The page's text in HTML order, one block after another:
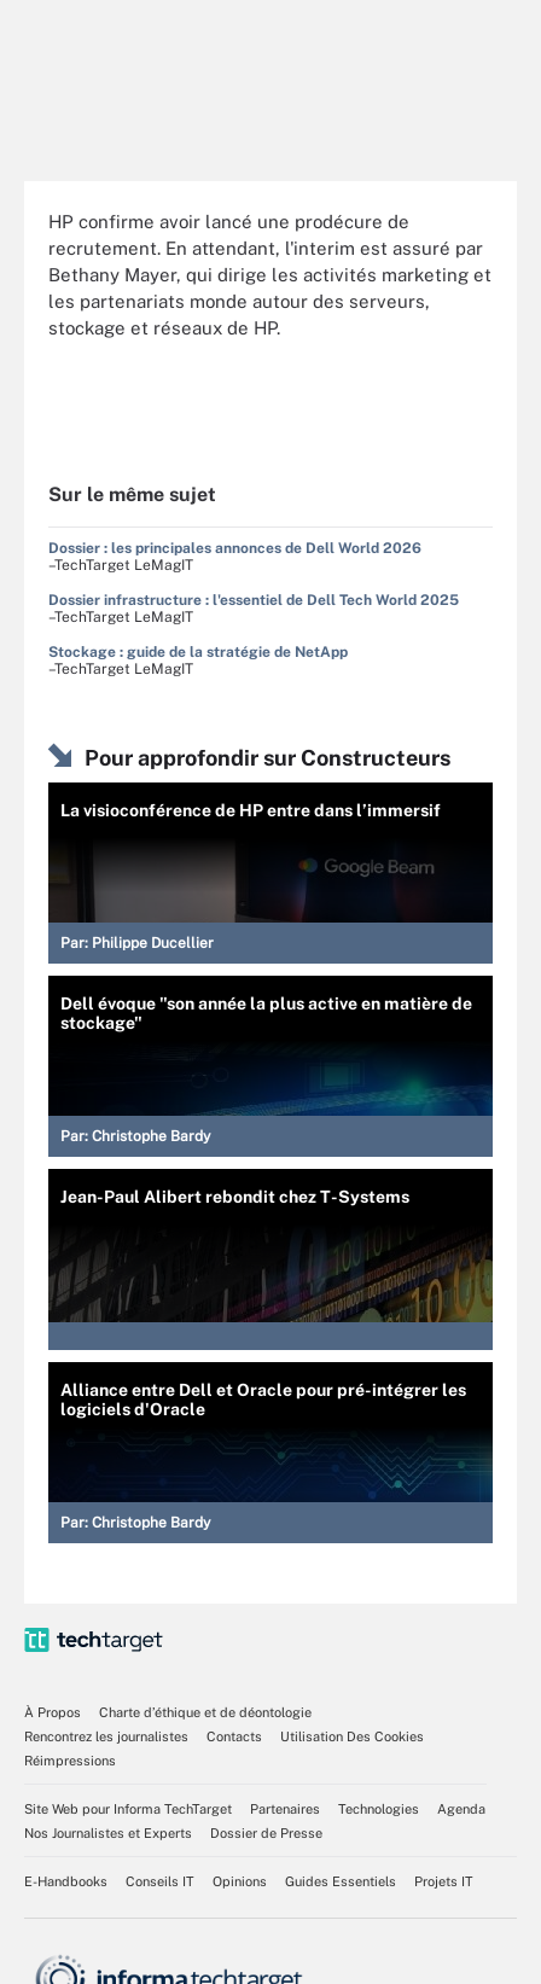
HP confirme avoir lancé une prodécure de
recrutement. En attendant, l'interim est assuré par
Bethany Mayer, qui dirige les activités marketing et
les partenariats monde autour des serveurs,
stockage et réseaux de HP.
Sur le même sujet
Dossier : les principales annonces de Dell World 2026
–TechTarget LeMagIT
Dossier infrastructure : l'essentiel de Dell Tech World 2025
–TechTarget LeMagIT
Stockage : guide de la stratégie de NetApp
–TechTarget LeMagIT
Pour approfondir sur Constructeurs
La visioconférence de HP entre dans l’immersif
Par: Philippe Ducellier
Dell évoque "son année la plus active en matière de
stockage"
Par: Christophe Bardy
Jean-Paul Alibert rebondit chez T-Systems
Alliance entre Dell et Oracle pour pré-intégrer les
logiciels d'Oracle
Par: Christophe Bardy
À Propos
Charte d’éthique et de déontologie
Rencontrez les journalistes
Contacts
Utilisation Des Cookies
Réimpressions
Site Web pour Informa TechTarget Partenaires Technologies
Agenda
Nos Journalistes et Experts
Dossier de Presse
E-Handbooks Conseils IT Opinions Guides Essentiels Projets IT